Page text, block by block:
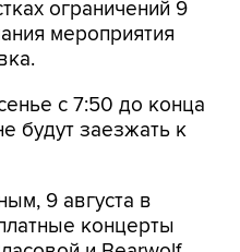
с 7:50 до конца
9 августа в
и Bearwolf.
фестиваля